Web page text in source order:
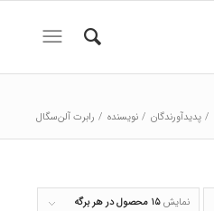
/ پدیدآورندگان / نویسنده / رابرت آلن‌سگال
نمایش۱۵ محصول در هر برگه